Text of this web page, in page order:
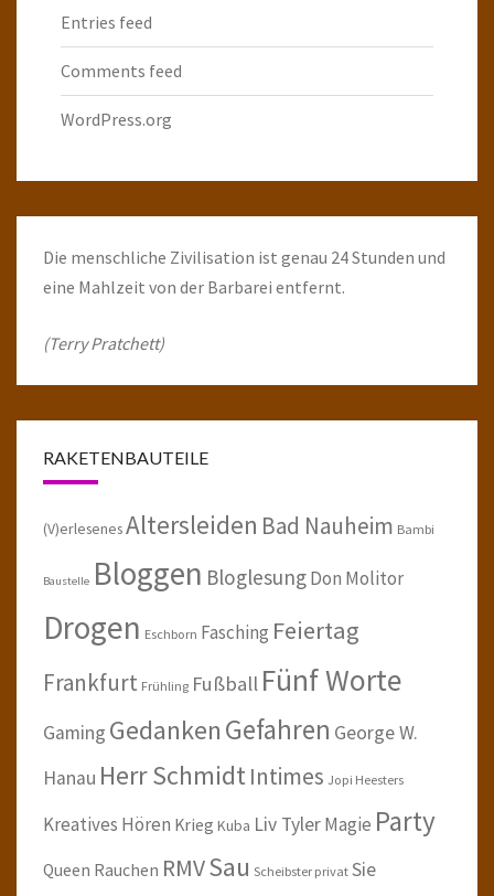
Entries feed
Comments feed
WordPress.org
Die menschliche Zivilisation ist genau 24 Stunden und
eine Mahlzeit von der Barbarei entfernt.
(Terry Pratchett)
RAKETENBAUTEILE
(V)erlesenesAltersleiden Bad Nauheim Bambi
Baustelle Bloggen BloglesungDon Molitor
Drogen Eschborn Fasching Feiertag
Frankfurt Frühling Fußball Fünf Worte
Gaming GedankenGefahren George W.
Hanau Herr SchmidtIntimes Jopi Heesters
Kreatives Hören Krieg Kuba Liv TylerMagie Party
Queen Rauchen RMVSau Scheibster privat Sie